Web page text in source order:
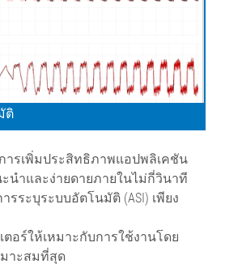
ติ
ารเพิ่มประสิทธิภาพแอปพลิเคชัน
นำและง่ายดายภายในไม่กี่วินาที
รระบุระบบอัตโนมัติ (ASI) เพียง
ตอร์ให้เหมาะกับการใช้งานโดย
าะสมที่สุด